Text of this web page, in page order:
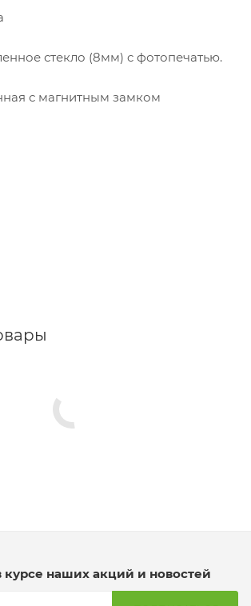
стекло (8мм) c фотопечатью.
с магнитным замком
курсе наших акций и новостей